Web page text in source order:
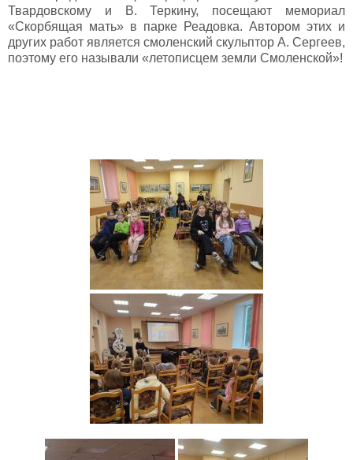
Твардовскому и В. Теркину, посещают мемориал
«Скорбящая мать» в парке Реадовка. Автором этих и
других работ является смоленский скульптор А. Сергеев,
поэтому его называли «летописцем земли Смоленской»!